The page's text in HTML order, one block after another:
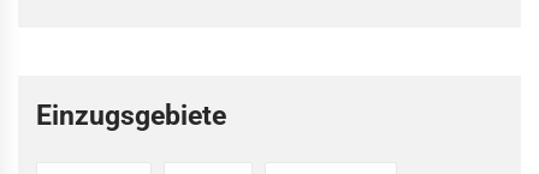
Einzugsgebiete